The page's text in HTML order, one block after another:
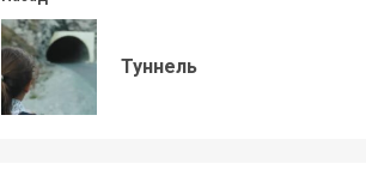
чтение
Туннель